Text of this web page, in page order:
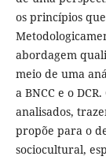
os princípios
abordagem
meio de uma
a BNCC e o
analisados,
propõe para o
sociocultural,